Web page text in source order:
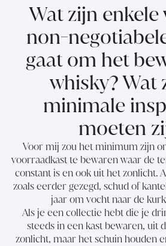
Wat zijn enkele
non-
gaat om het
whisky? Wat
minimale
moeten
Voor mij zou het minimum zijn
voorraadkast te bewaren waar de
constant is en ook uit het zonlicht.
zoals eerder gezegd, schud of
jaar om vocht naar de
Als je een collectie hebt die je
steeds in een kast bewaren, uit
zonlicht, maar het schuin houden